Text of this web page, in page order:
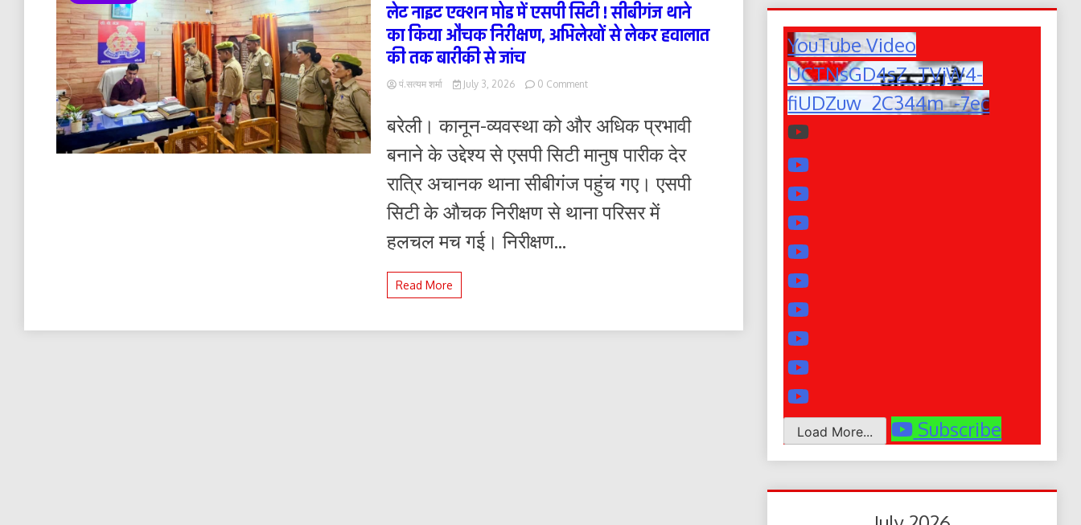
लेट नाइट एक्शन मोड में एसपी सिटी ! सीबीगंज थाने
का किया औचक निरीक्षण, अभिलेखों से लेकर हवालात
की तक बारीकी से जांच
पं.सत्यम शर्मा July 3, 2026 0 Commenton
एक्शन
में
एसपी
सिटी
सीबीगंज
लेकर
बरेली। कानून-व्यवस्था को और अधिक प्रभावी
बनाने के उद्देश्य से एसपी सिटी मानुष पारीक देर
रात्रि अचानक थाना सीबीगंज पहुंच गए। एसपी
सिटी के औचक निरीक्षण से थाना परिसर में
हलचल मच गई। निरीक्षण...
Read More
YouTube Video
UCTNsGD4sZ_TVjW4-
fiUDZuw_2C344m_-7ec
Load More... Subscribe